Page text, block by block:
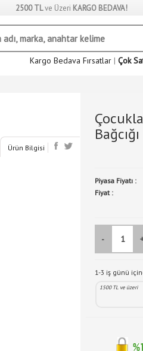
2500 TLve Üzeri KARGO BEDAVA!
Kargo Bedava Fırsatlar | Çok
Ürün Bilgisi
Piyasa Fiyatı :
Fiyat :
-
1-3 iş günü
1500 TL ve üzeri